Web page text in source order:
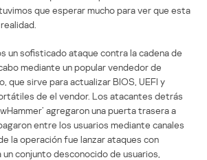
que esperar mucho para ver que esta
un sofisticado ataque contra la cadena de
mediante un popular vendedor de
que sirve para actualizar BIOS, UEFI y
de el vendor. Los atacantes detrás
agregaron una puerta trasera a
entre los usuarios mediante canales
la operación fue lanzar ataques con
conjunto desconocido de usuarios,